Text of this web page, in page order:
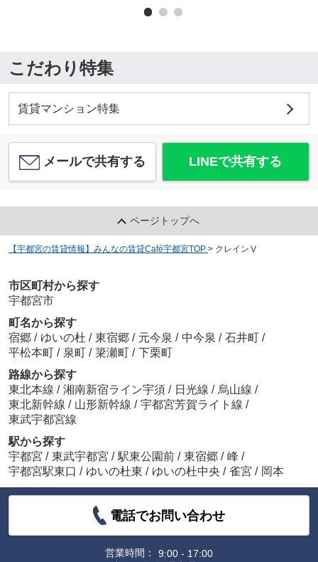
こだわり特集
賃貸マンション特集
メールで共有する LINEで共有する
ページトップへ
【宇都宮の賃貸情報】みんなの賃貸Café宇都宮TOP > クレインⅤ
市区町村から探す
宇都宮市
町名から探す
宿郷 / ゆいの杜 / 東宿郷 / 元今泉 / 中今泉 / 石井町 /
平松本町 / 泉町 / 簗瀬町 / 下栗町
路線から探す
東北本線 / 湘南新宿ライン宇須 / 日光線 / 烏山線 /
東北新幹線 / 山形新幹線 / 宇都宮芳賀ライト線 /
東武宇都宮線
駅から探す
宇都宮 / 東武宇都宮 / 駅東公園前 / 東宿郷 / 峰 /
宇都宮駅東口 / ゆいの杜東 / ゆいの杜中央 / 雀宮 / 岡本
電話でお問い合わせ
営業時間：
9:00 - 17:00